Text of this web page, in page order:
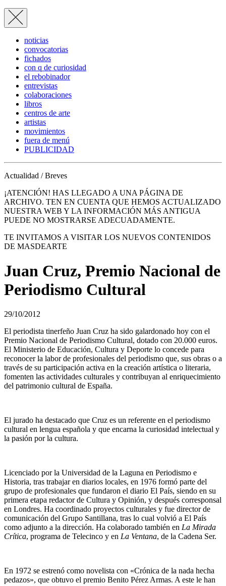
noticias
convocatorias
fichados
con q de curiosidad
el rebobinador
entrevistas
colaboraciones
libros
centros de arte
artistas
movimientos
fuera de menú
PUBLICIDAD
Actualidad / Breves
¡ATENCIÓN! HAS LLEGADO A UNA PÁGINA DE
ARCHIVO. TEN EN CUENTA QUE HEMOS ACTUALIZADO
NUESTRA WEB Y LA INFORMACIÓN MÁS ANTIGUA
PUEDE NO MOSTRARSE ADECUADAMENTE.
TE INVITAMOS A VISITAR LOS NUEVOS CONTENIDOS
DE MASDEARTE
Juan Cruz, Premio Nacional de
Periodismo Cultural
29/10/2012
El periodista tinerfeño Juan Cruz ha sido galardonado hoy con el
Premio Nacional de Periodismo Cultural, dotado con 20.000 euros.
El Ministerio de Educación, Cultura y Deporte lo concede para
reconocer la labor de profesionales del periodismo que, sus obras o a
través de su participación activa en la creación artística o literaria,
fomenten las actividades culturales y contribuyan al enriquecimiento
del patrimonio cultural de España.
El jurado ha destacado que Cruz es un referente en el periodismo
cultural en lengua española y que encarna la curiosidad intelectual y
la pasión por la cultura.
Licenciado por la Universidad de la Laguna en Periodismo e
Historia, tras trabajar en diarios locales, en 1976 formó parte del
grupo de profesionales que fundaron el diario El País, siendo en su
primera etapa redactor de Cultura y Opinión, y después corresponsal
en Londres. Ha coordinado proyectos culturales y fue director de
comunicación del Grupo Santillana, tras lo cual volvió a El País
como adjunto a la dirección. Ha colaborado también en La Mirada
Crítica, programa de Telecinco y en La Ventana, de la Cadena Ser.
En 1972 se estrenó como novelista con «Crónica de la nada hecha
pedazos», que obtuvo el premio Benito Pérez Armas. A este le han